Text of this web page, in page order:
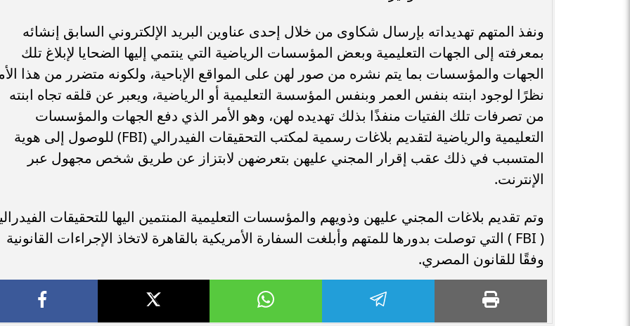
ونفذ المتهم تهديداته بإرسال شكاوى من خلال إحدى عناوين البريد الإلكتروني السابق إنشائه
بمعرفته إلى الجهات التعليمية وبعض المؤسسات الرياضية التي ينتمي إليها الضحايا لإبلاغ تلك
الجهات والمؤسسات بما يتم نشره من صور لهن على المواقع الإباحية، ولكونه متضرر من هذا
نظرًا لوجود ابنته بنفس العمر وبنفس المؤسسة التعليمية أو الرياضية، ويعبر عن قلقه تجاه ابنته
من تصرفات تلك الفتيات منفذًا بذلك تهديده لهن، وهو الأمر الذي دفع الجهات والمؤسسات
التعليمية والرياضية لتقديم بلاغات رسمية لمكتب التحقيقات الفيدرالي (FBI) للوصول إلى هوية
المتسبب في ذلك عقب إقرار المجني عليهن بتعرضهن لابتزاز عن طريق شخص مجهول عبر
الإنترنت.
وتم تقديم بلاغات المجني عليهن وذويهم والمؤسسات التعليمية المنتمين اليها للتحقيقات
( FBI ) التي توصلت بدورها للمتهم وأبلغت السفارة الأمريكية بالقاهرة لاتخاذ الإجراءات القانونية
وفقًا للقانون المصري.